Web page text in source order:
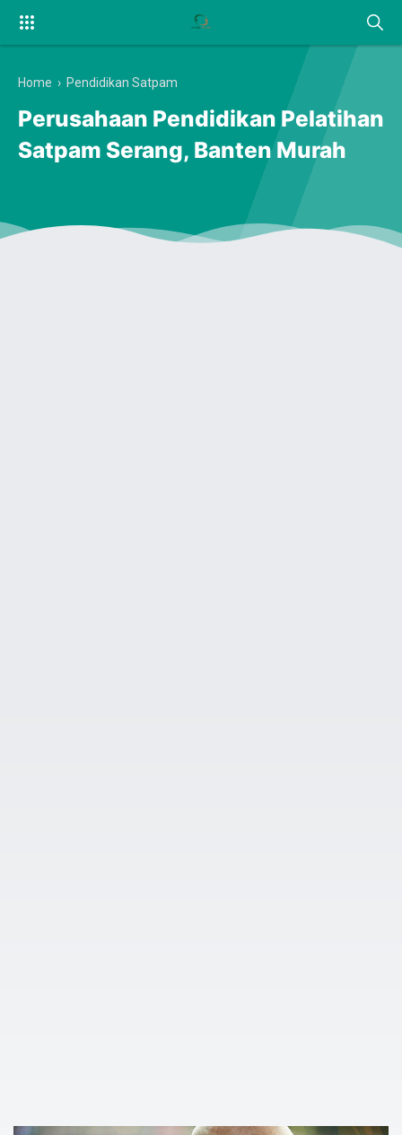
Home › Pendidikan Satpam
Perusahaan Pendidikan Pelatihan
Satpam Serang, Banten Murah